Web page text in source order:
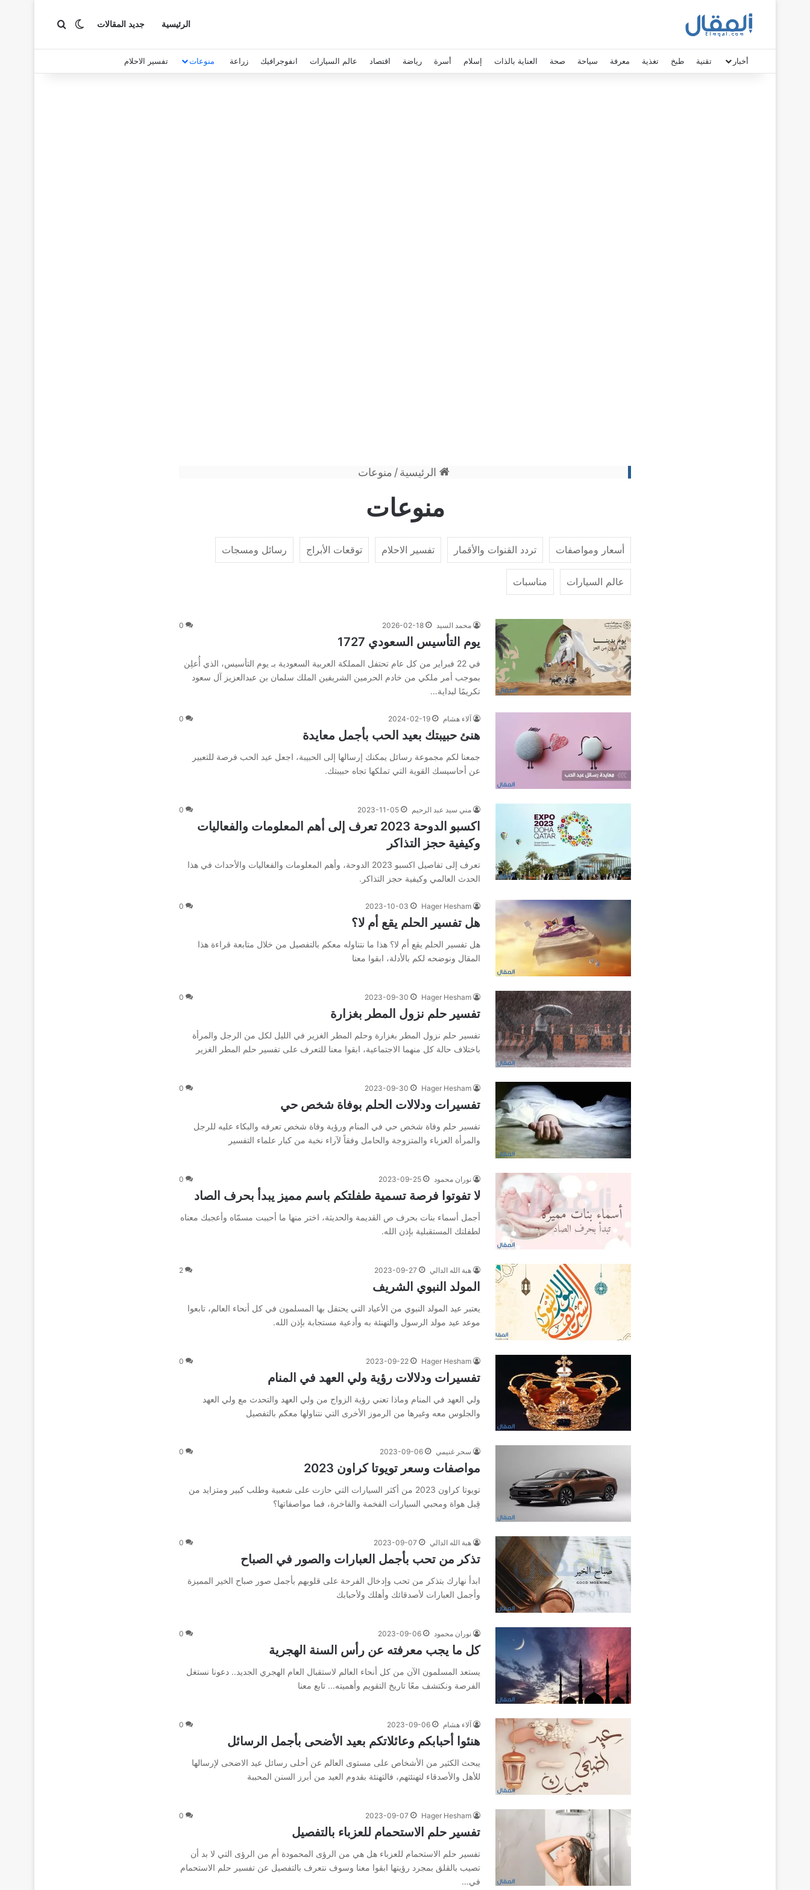
الرئيسية جديد المقالات الوضع المظلم
أخبار تقنية طبخ تغذية معرفة سياحة صحة العناية بالذات إسلام أسرة رياضة اقتصاد عالم السيارات انفوجرافيك زراعة منوعات تفسير الاحلام
الرئيسية / منوعات
منوعات
أسعار ومواصفات تردد القنوات والأقمار تفسير الاحلام توقعات الأبراج رسائل ومسجات
عالم السيارات مناسبات
محمد السيد 2026-02-18
0
يوم التأسيس السعودي 1727
في 22 فبراير من كل عام تحتفل المملكة العربية السعودية بـ يوم التأسيس، الذي أُعلِن
بموجب أمر ملكي من خادم الحرمين الشريفين الملك سلمان بن عبدالعزيز آل سعود
تكريمًا لبداية…
آلاء هشام 2024-02-19
0
هنئ حبيبتك بعيد الحب بأجمل معايدة
جمعنا لكم مجموعة رسائل يمكنك إرسالها إلى الحبيبة، اجعل عيد الحب فرصة للتعبير
عن أحاسيسك القوية التي تملكها تجاه حبيبتك.
مني سيد عبد الرحيم 2023-11-05
0
اكسبو الدوحة 2023 تعرف إلى أهم المعلومات والفعاليات
وكيفية حجز التذاكر
تعرف إلى تفاصيل اكسبو 2023 الدوحة، وأهم المعلومات والفعاليات والأحداث في هذا
الحدث العالمي وكيفية حجز التذاكر.
Hager Hesham
2023-10-03
0
هل تفسير الحلم يقع أم لا؟
هل تفسير الحلم يقع أم لا؟ هذا ما نتناوله معكم بالتفصيل من خلال متابعة قراءة هذا
المقال ونوضحه لكم بالأدلة، ابقوا معنا
Hager Hesham
2023-09-30
0
تفسير حلم نزول المطر بغزارة
تفسير حلم نزول المطر بغزارة وحلم المطر الغزير في الليل لكل من الرجل والمرأة
باختلاف حالة كل منهما الاجتماعية، ابقوا معنا للتعرف على تفسير حلم المطر الغزير
Hager Hesham
2023-09-30
0
تفسيرات ودلالات الحلم بوفاة شخص حي
تفسير حلم وفاة شخص حي في المنام ورؤية وفاة شخص تعرفه والبكاء عليه للرجل
والمرأة العزباء والمتزوجة والحامل وفقاً لآراء نخبة من كبار علماء التفسير
نوران محمود 2023-09-25
0
لا تفوتوا فرصة تسمية طفلتكم باسم مميز يبدأ بحرف الصاد
أجمل أسماء بنات بحرف ص القديمة والحديثة، اختر منها ما أحببت مسمّاه وأعجبك معناه
لطفلتك المستقبلية بإذن الله.
هبة الله الدالي 2023-09-27
2
المولد النبوي الشريف
يعتبر عيد المولد النبوي من الأعياد التي يحتفل بها المسلمون في كل أنحاء العالم، تابعوا
موعد عيد مولد الرسول والتهنئة به وأدعية مستجابة بإذن الله.
Hager Hesham
2023-09-22
0
تفسيرات ودلالات رؤية ولي العهد في المنام
ولي العهد في المنام وماذا تعني رؤية الزواج من ولي العهد والتحدث مع ولي العهد
والجلوس معه وغيرها من الرموز الأخرى التي نتناولها معكم بالتفصيل
سحر غنيمي 2023-09-06
0
مواصفات وسعر تويوتا كراون 2023
تويوتا كراون 2023 من أكثر السيارات التي حازت على شعبية وطلب كبير ومتزايد من
قِبل هواة ومحبي السيارات الفخمة والفاخرة، فما مواصفاتها؟
هبة الله الدالي 2023-09-07
0
تذكر من تحب بأجمل العبارات والصور في الصباح
ابدأ نهارك بتذكر من تحب وإدخال الفرحة على قلوبهم بأجمل صور صباح الخير المميزة
وأجمل العبارات لأصدقائك وأهلك ولأحبابك
نوران محمود 2023-09-06
0
كل ما يجب معرفته عن رأس السنة الهجرية
يستعد المسلمون الآن من كل أنحاء العالم لاستقبال العام الهجري الجديد.. دعونا نستغل
الفرصة ونكتشف معًا تاريخ التقويم وأهميته... تابع معنا
آلاء هشام 2023-09-06
0
هنئوا أحبابكم وعائلاتكم بعيد الأضحى بأجمل الرسائل
يبحث الكثير من الأشخاص على مستوى العالم عن أحلى رسائل عيد الاضحى لإرسالها
للأهل والأصدقاء لتهنئتهم، فالتهنئة بقدوم العيد من أبرز السنن المحببة
Hager Hesham
2023-09-07
0
تفسير حلم الاستحمام للعزباء بالتفصيل
تفسير حلم الاستحمام للعزباء هل هي من الرؤى المحمودة أم من الرؤى التي لا بد أن
تصيب بالقلق بمجرد رؤيتها ابقوا معنا وسوف نتعرف بالتفصيل عن تفسير حلم الاستحمام
في…